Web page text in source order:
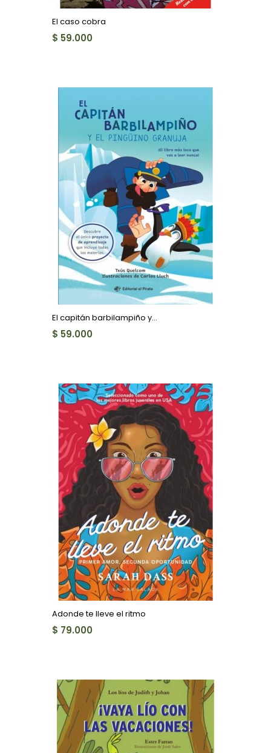
El caso cobra
$ 59.000
El capitán barbilampiño y...
$ 59.000
Adonde te lleve el ritmo
$ 79.000